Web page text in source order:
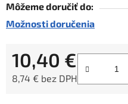
Môžeme doručiť do:
Možnosti doručenia
10,40 €
8,74 € bez DPH